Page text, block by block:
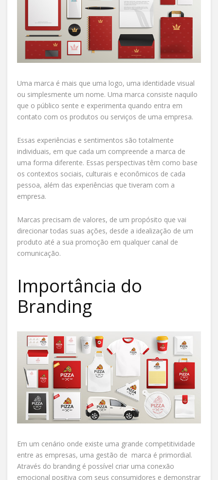
Uma marca é mais que uma logo, uma identidade visual
ou simplesmente um nome. Uma marca consiste naquilo
que o público sente e experimenta quando entra em
contato com os produtos ou serviços de uma empresa.
Essas experiências e sentimentos são totalmente
individuais, em que cada um compreende a marca de
uma forma diferente. Essas perspectivas têm como base
os contextos sociais, culturais e econômicos de cada
pessoa, além das experiências que tiveram com a
empresa.
Marcas precisam de valores, de um propósito que vai
direcionar todas suas ações, desde a idealização de um
produto até a sua promoção em qualquer canal de
comunicação.
Importância do
Branding
Em um cenário onde existe uma grande competitividade
entre as empresas, uma gestão de marca é primordial.
Através do branding é possível criar uma conexão
emocional positiva com seus consumidores e demonstrar